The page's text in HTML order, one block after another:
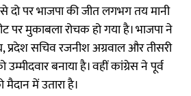
दो पर भाजपा की जीत लगभग तय मानी
पर मुकाबला रोचक हो गया है। भाजपा ने
प्रदेश सचिव रजनीश अग्रवाल और तीसरी
बनाया है। वहीं कांग्रेस ने पूर्व
में उतारा है।